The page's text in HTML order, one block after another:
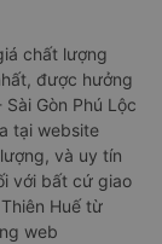
chất lượng
được hưởng
Gòn Phú Lộc
tại website
và uy tín
với bất cứ giao
Huế từ
web